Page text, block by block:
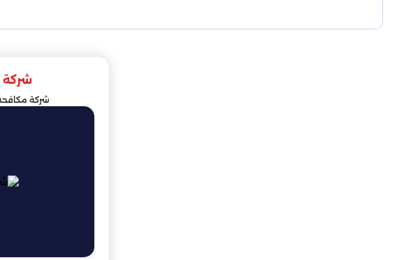
شركة
شركة